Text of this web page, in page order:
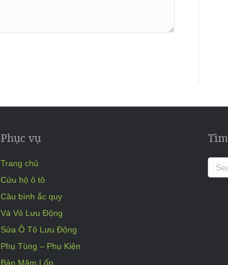
Phục vụ
Trang chủ
Cứu hộ ô tô
Câu bình ắc quy
Vá Vỏ Lưu Động
Sửa Ô Tô Lưu Động
Phụ Tùng – Phụ Kiện
Bán Mâm Lốp